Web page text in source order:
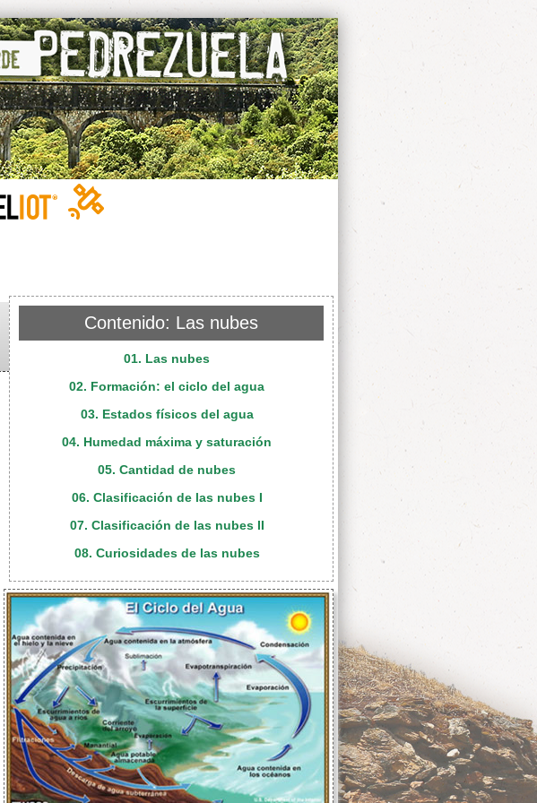
Contenido: Las nubes
01. Las nubes
02. Formación: el ciclo del agua
03. Estados físicos del agua
04. Humedad máxima y saturación
05. Cantidad de nubes
06. Clasificación de las nubes I
07. Clasificación de las nubes II
08. Curiosidades de las nubes